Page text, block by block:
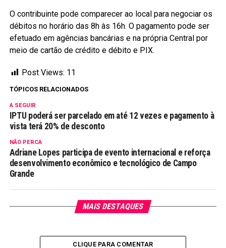
O contribuinte pode comparecer ao local para negociar os
débitos no horário das 8h às 16h. O pagamento pode ser
efetuado em agências bancárias e na própria Central por
meio de cartão de crédito e débito e PIX.
Post Views: 11
TÓPICOS RELACIONADOS
A SEGUIR
IPTU poderá ser parcelado em até 12 vezes e pagamento à
vista terá 20% de desconto
NÃO PERCA
Adriane Lopes participa de evento internacional e reforça
desenvolvimento econômico e tecnológico de Campo
Grande
MAIS DESTAQUES
CLIQUE PARA COMENTAR